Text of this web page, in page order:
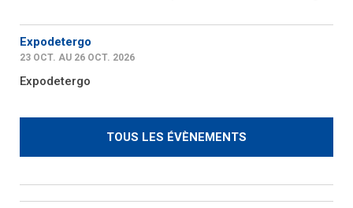
Expodetergo
23 OCT. AU 26 OCT. 2026
Expodetergo
TOUS LES ÉVÈNEMENTS